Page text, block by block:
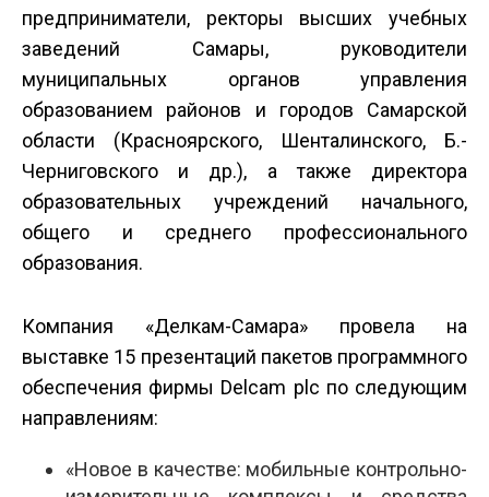
предприниматели, ректоры высших учебных
заведений Самары, руководители
муниципальных органов управления
образованием районов и городов Самарской
области (Красноярского, Шенталинского, Б.-
Черниговского и др.), а также директора
образовательных учреждений начального,
общего и среднего профессионального
образования.
Компания «Делкам-Самара» провела на
выставке 15 презентаций пакетов программного
обеспечения фирмы Delcam plc по следующим
направлениям:
«Новое в качестве: мобильные контрольно-